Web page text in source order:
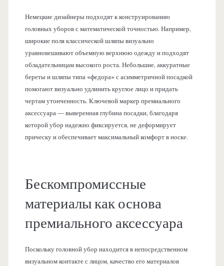
Немецкие дизайнеры подходят к конструированию
головных уборов с математической точностью. Например,
широкие поля классической шляпы визуально
уравновешивают объемную верхнюю одежду и подходят
обладательницам высокого роста. Небольшие, аккуратные
береты и шляпы типа «федора» с асимметричной посадкой
помогают визуально удлинить круглое лицо и придать
чертам утонченность. Ключевой маркер премиального
аксессуара — выверенная глубина посадки, благодаря
которой убор надежно фиксируется, не деформирует
прическу и обеспечивает максимальный комфорт в носке.
Бескомпромиссные
материалы как основа
премиального аксессуара
Поскольку головной убор находится в непосредственном
визуальном контакте с лицом, качество его материалов